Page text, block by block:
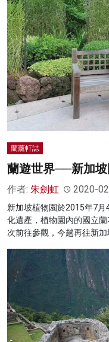
蘭薰軒誌
蘭遊世界──新加
作者: 朱劍虹 2020-
新加坡植物園於2015年7
化遺產，植物園內的國立
次前往參觀，今趟再往新